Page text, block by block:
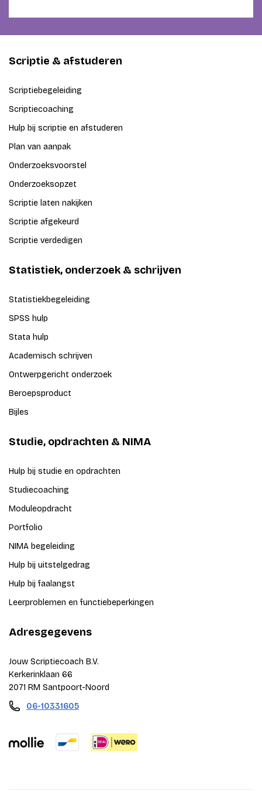
Scriptie & afstuderen
Scriptiebegeleiding
Scriptiecoaching
Hulp bij scriptie en afstuderen
Plan van aanpak
Onderzoeksvoorstel
Onderzoeksopzet
Scriptie laten nakijken
Scriptie afgekeurd
Scriptie verdedigen
Statistiek, onderzoek & schrijven
Statistiekbegeleiding
SPSS hulp
Stata hulp
Academisch schrijven
Ontwerpgericht onderzoek
Beroepsproduct
Bijles
Studie, opdrachten & NIMA
Hulp bij studie en opdrachten
Studiecoaching
Moduleopdracht
Portfolio
NIMA begeleiding
Hulp bij uitstelgedrag
Hulp bij faalangst
Leerproblemen en functiebeperkingen
Adresgegevens
Jouw Scriptiecoach B.V.
Kerkerinklaan 66
2071 RM Santpoort-Noord
06-10331605